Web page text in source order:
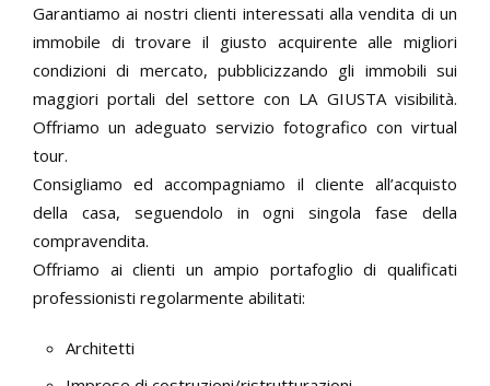
Garantiamo ai nostri clienti interessati alla vendita di un
immobile di trovare il giusto acquirente alle migliori
condizioni di mercato, pubblicizzando gli immobili sui
maggiori portali del settore con LA GIUSTA visibilità.
Offriamo un adeguato servizio fotografico con virtual
tour.
Consigliamo ed accompagniamo il cliente all’acquisto
della casa, seguendolo in ogni singola fase della
compravendita.
Offriamo ai clienti un ampio portafoglio di qualificati
professionisti regolarmente abilitati:
Architetti